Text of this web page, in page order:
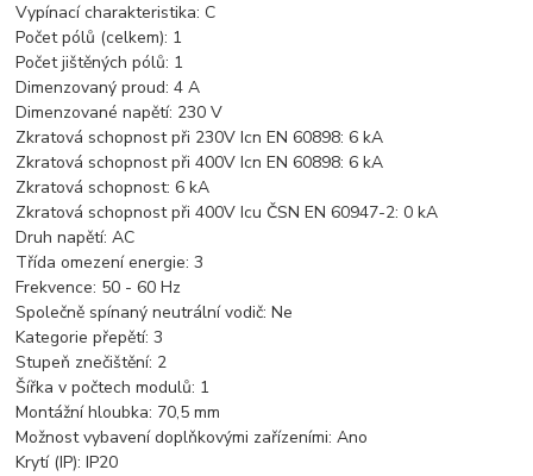
Vypínací charakteristika: C
Počet pólů (celkem): 1
Počet jištěných pólů: 1
Dimenzovaný proud: 4 A
Dimenzované napětí: 230 V
Zkratová schopnost při 230V Icn EN 60898:6 kA
Zkratová schopnost při 400V Icn EN 60898:6 kA
Zkratová schopnost:6 kA
Zkratová schopnost při 400V Icu ČSN EN 60947-2:0 kA
Druh napětí:AC
Třída omezení energie:3
Frekvence: 50 - 60 Hz
Společně spínaný neutrální vodič:Ne
Kategorie přepětí:3
Stupeň znečištění: 2
Šířka v počtech modulů: 1
Montážní hloubka: 70,5 mm
Možnost vybavení doplňkovými zařízeními:Ano
Krytí (IP):IP20